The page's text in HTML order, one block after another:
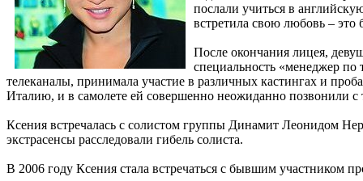
послали учиться в
встретила свою любовь – это
После окончания лицея,
специальность «менеджер по
телеканалы, принимала участие в различных кастингах и
Италию, и в самолете ей совершенно неожиданно позвонили
Ксения встречалась с солистом группы Динамит Леонидом
экстрасенсы расследовали гибель солиста.
В 2006 году Ксения стала встречаться с бывшим участником